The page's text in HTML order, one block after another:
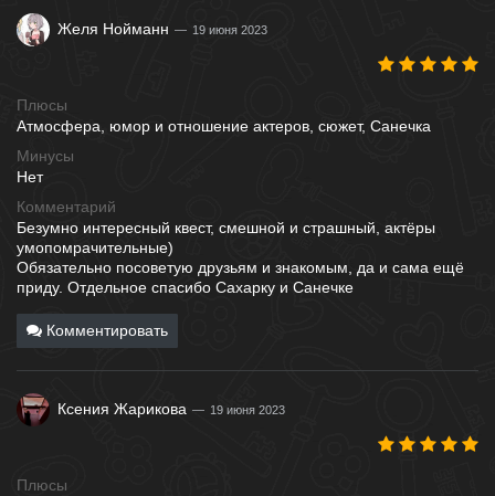
Желя Нойманн 19 июня 2023
Плюсы
Атмосфера, юмор и отношение актеров, сюжет, Санечка
Минусы
Нет
Комментарий
Безумно интересный квест, смешной и страшный, актёры
умопомрачительные)
Обязательно посоветую друзьям и знакомым, да и сама ещё
приду. Отдельное спасибо Сахарку и Санечке
Комментировать
Ксения Жарикова 19 июня 2023
Плюсы